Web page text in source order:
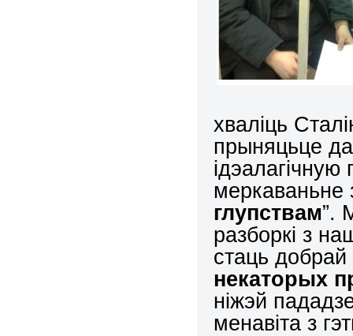
хваліць
прыняцьце
ідэалагічную
меркаваньне
глупствам”.
разборкі з
стаць
некаторых
ніжэй
менавіта з